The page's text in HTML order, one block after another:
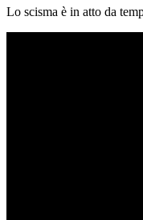
Lo scisma è in atto da